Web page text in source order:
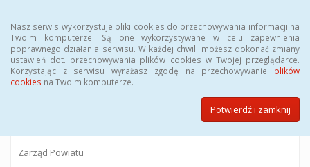
Nasz serwis wykorzystuje pliki cookies do przechowywania informacji na
Twoim komputerze. Są one wykorzystywane w celu zapewnienia
poprawnego działania serwisu. W każdej chwili możesz dokonać zmiany
ustawień dot. przechowywania plików cookies w Twojej przeglądarce.
Korzystając z serwisu wyrażasz zgodę na przechowywanie plików
cookies na Twoim komputerze.
Potwierdź i zamknij
BIULETYN INFORMACJI PUBLICZNEJ
Starostwa Powiatowego w Gostyninie
Zarząd Powiatu